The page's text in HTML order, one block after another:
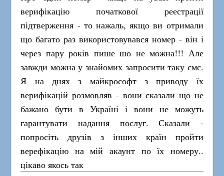
верифікацію початкової реестрації
підтверження - то нажаль, якщо ви отримали
що багато раз використовувався номер - він і
через пару років пише шо не можна!!! Але
завжди можна у знайомих запросити таку смс.
Я на днях з майкрософт з приводу їх
верифікацій розмовляв - вони сказали що не
бажано бути в Україні і вони не можуть
гарантувати надання послуг. Сказали -
попросіть друзів з інших країн пройти
верефікацію на мій акаунт по їх номеру..
цікаво якось так